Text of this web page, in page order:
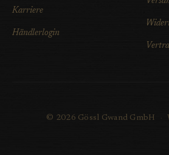
Karriere
Händlerlogin
© 2026 Gössl Gwand GmbH ·